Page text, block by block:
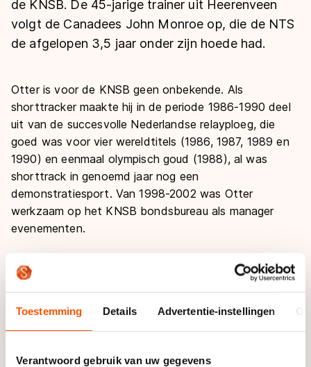
Toestemming Details Advertentie-instellingen
Verantwoord gebruik van uw gegevens
Shorttrack
Inlineskaten
Natuurijs
Shorttrack
Marathon
Kunstschaatsen
Tijden & historie
Ranglijsten Langebaan
Historie & statistiek
Inschrijven wedstrijden
Algemene Nederlandse Schaatstijd
Deze zomer de weg op
Waar kan ik schaatsen en skaten?
Schaatsfans
Alles voor jou als schaatsfan
Evenementen
Tickets
Livestreams
Word schaatsfan!
Olympische Spelen
Olympische Spelen
Medaille overzicht
Medaillespiegel
Van Jong tot Goud verhalen
de KNSB. De 45-jarige trainer uit Heerenveen
volgt de Canadees John Monroe op, die de NTS
de afgelopen 3,5 jaar onder zijn hoede had.
Otter is voor de KNSB geen onbekende. Als
shorttracker maakte hij in de periode 1986-1990 deel
uit van de succesvolle Nederlandse relayploeg, die
goed was voor vier wereldtitels (1986, 1987, 1989 en
1990) en eenmaal olympisch goud (1988), al was
shorttrack in genoemd jaar nog een
demonstratiesport. Van 1998-2002 was Otter
werkzaam op het KNSB bondsbureau als manager
evenementen.
Otter, die een contract voor twee jaar heeft
getekend, kan bogen op veertien jaar ervaring als
trainer/coach. Van 1992-1998 was hij hoofdcoach van
het Amerikaanse shorttrackteam. Na die periode
begeleidde hij de Belgische shorttrackers naar en op